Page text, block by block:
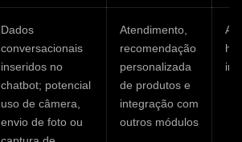
Dados
conversacionais
inseridos no
chatbot; potencial
uso de câmera,
envio de foto ou
Atendimento,
recomendação
personalizada
de produtos e
integração com
outros módulos